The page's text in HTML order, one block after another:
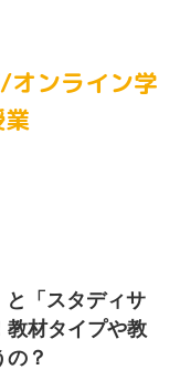
オンライン学
と「スタディサ
教材タイプや教
？